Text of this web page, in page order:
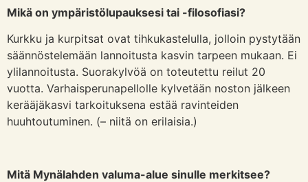
Mikä on ympäristölupauksesi tai -filosofiasi?
Kurkku ja kurpitsat ovat tihkukastelulla, jolloin pystytään
säännöstelemään lannoitusta kasvin tarpeen mukaan. Ei
ylilannoitusta. Suorakylvöä on toteutettu reilut 20
vuotta. Varhaisperunapellolle kylvetään noston jälkeen
kerääjäkasvi tarkoituksena estää ravinteiden
huuhtoutuminen. (– niitä on erilaisia.)
Mitä Mynälahden valuma-alue sinulle merkitsee?